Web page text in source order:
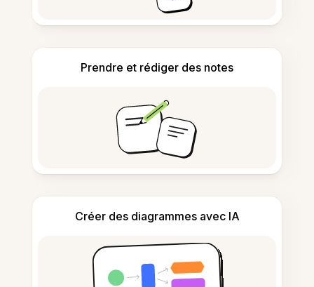
Prendre et rédiger des notes
Créer des diagrammes avec IA